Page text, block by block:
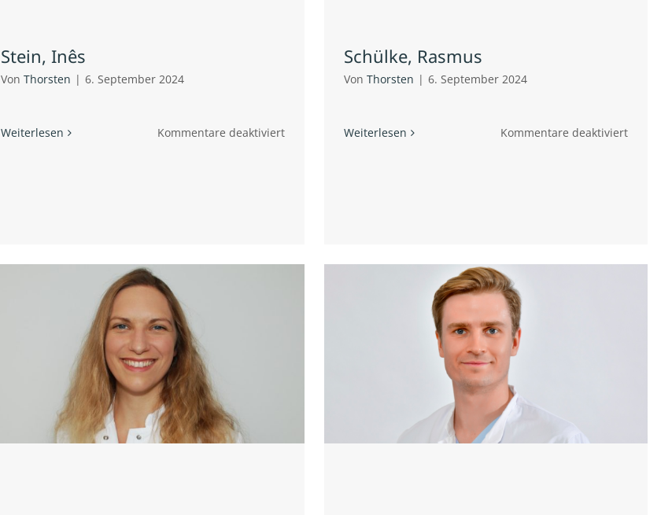
Stein, Inês
Von Thorsten | 6. September 2024
Weiterlesen Kommentare deaktiviertfür
Schülke, Rasmus
Von Thorsten | 6. September 2024
Weiterlesen Kommentare deaktiviertfür